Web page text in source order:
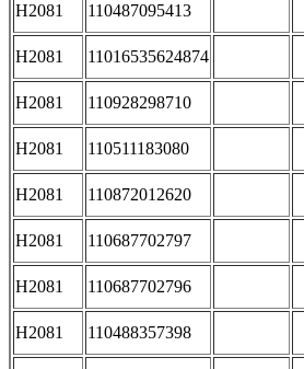
H2081 110487095413
H2081 11016535624874
H2081 110928298710
H2081 110511183080
H2081 110872012620
H2081 110687702797
H2081 110687702796
H2081 110488357398